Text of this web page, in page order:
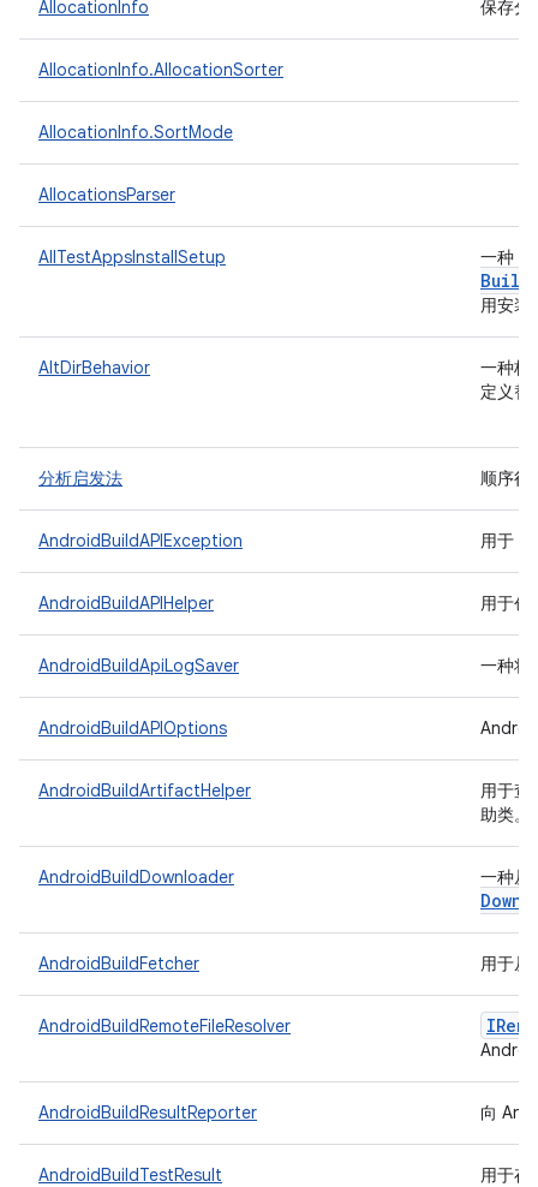
AllocationInfo 保存分
AllocationInfo.AllocationSorter
AllocationInfo.SortMode
AllocationsParser
AllTestAppsInstallSetup 一种
Build
用安装
AltDirBehavior
一种枚
定义替
分析启发法 顺序
AndroidBuildAPIException 用于
AndroidBuildAPIHelper 用于创
AndroidBuildApiLogSaver 一种将
AndroidBuildAPIOptions
AndroidBuildArtifactHelper
用于查
助类。
AndroidBuildDownloader 一种从
AndroidBuildFetcher 用于从
AndroidBuildRemoteFileResolver
AndroidBuildResultReporter 向
AndroidBuildTestResult
用于存